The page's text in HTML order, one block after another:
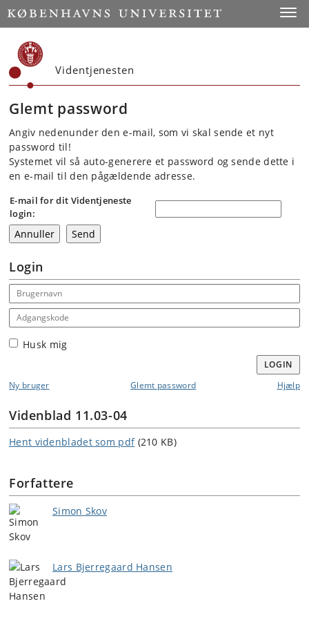
Start
Videntjenesten
Glemt password
Angiv nedenunder den e-mail, som vi skal sende et nyt
password til!
Systemet vil så auto-generere et password og sende dette i
en e-mail til den pågældende adresse.
E-mail for dit Videntjeneste
login:
Login
Email address
Adgangskode
Husk mig
LOGIN
Ny bruger
Glemt password Hjælp
Videnblad 11.03-04
Hent videnbladet som pdf (210 KB)
Forfattere
Simon Skov
Lars Bjerregaard Hansen